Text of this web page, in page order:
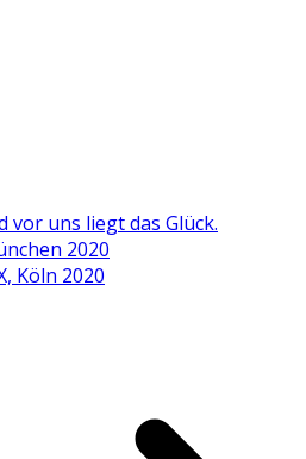
vor uns liegt das Glück.
2020
Köln 2020